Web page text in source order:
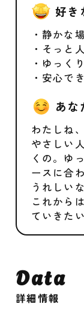
好き
・静かな
・そっと
・ゆっく
・安心で
あな
わたしね
やさしい
くの。ゆ
ースに合
うれしいな
これから
ていきたい
Data
詳細情報